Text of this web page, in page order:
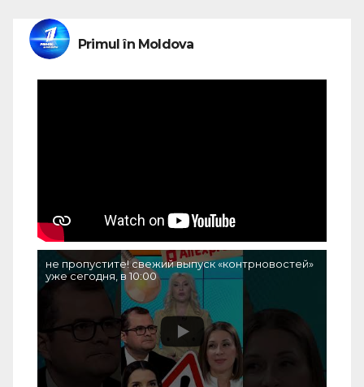
Primul în Moldova
не пропустите! свежий выпуск «контрновостей»
уже сегодня, в 10:00